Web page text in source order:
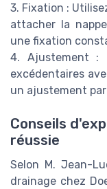
3. Fixation :
attacher la
une fixation
4. Ajustement :
excédentaires
un ajustement
Conseils
réussie
Selon M. Jean-
drainage chez